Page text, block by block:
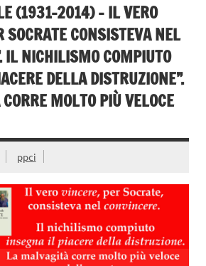
(1931-2014) – IL VERO
SOCRATE CONSISTEVA NEL
IL NICHILISMO COMPIUTO
DELLA DISTRUZIONE”.
MOLTO PIÙ VELOCE
ppci